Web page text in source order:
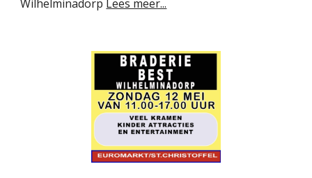
Wilhelminadorp Lees meer...